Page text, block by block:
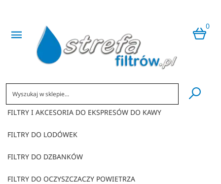
0
​
FILTRY I AKCESORIA DO EKSPRESÓW DO KAWY
FILTRY DO LODÓWEK
FILTRY DO DZBANKÓW
FILTRY DO OCZYSZCZACZY POWIETRZA